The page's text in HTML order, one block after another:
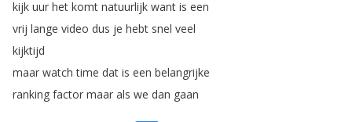
kijk uur het komt natuurlijk want is een
vrij lange video dus je hebt snel veel
kijktijd
maar watch time dat is een belangrijke
ranking factor maar als we dan gaan